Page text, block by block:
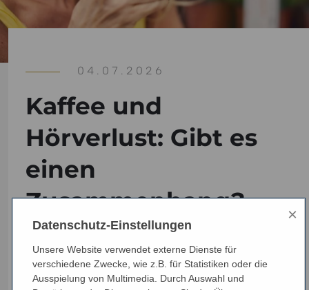
04.07.2026
Kaffee und
Hörverlust: Gibt es
einen
Zusammenhang?
Viele Menschen trinken täglich Kaffee. Doch kann
Koffein das Gehör beeinflussen, Ohrgeräusche
verstärken oder nach lauten Momenten eine Rolle
Datenschutz-Einstellungen
×
Unsere Website verwendet externe Dienste für
verschiedene Zwecke, wie z.B. für Statistiken oder die
Ausspielung von Multimedia. Durch Auswahl und